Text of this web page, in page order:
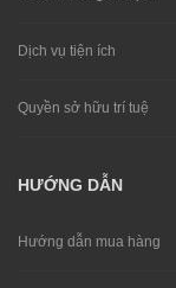
Dịch vụ tiện ích
Quyền sở hữu trí tuệ
HƯỚNG DẪN
Hướng dẫn mua hàng